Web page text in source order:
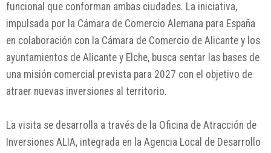
funcional que conforman ambas ciudades. La iniciativa,
impulsada por la Cámara de Comercio Alemana para España
en colaboración con la Cámara de Comercio de Alicante y los
ayuntamientos de Alicante y Elche, busca sentar las bases de
una misión comercial prevista para 2027 con el objetivo de
atraer nuevas inversiones al territorio.
La visita se desarrolla a través de la Oficina de Atracción de
Inversiones ALIA, integrada en la Agencia Local de Desarrollo